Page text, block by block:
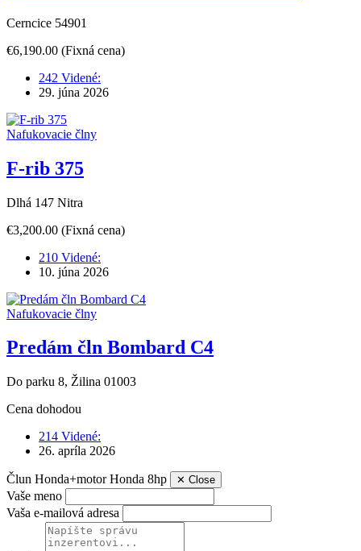
Cerncice 54901
€6,190.00 (Fixná cena)
242 Videné:
29. júna 2026
Nafukovacie člny
F-rib 375
Dlhá 147 Nitra
€3,200.00 (Fixná cena)
210 Videné:
10. júna 2026
Nafukovacie člny
Predám čln Bombard C4
Do parku 8, Žilina 01003
Cena dohodou
214 Videné:
26. apríla 2026
Člun Honda+motor Honda 8hp ✕ Close
Vaše meno
Vaša e-mailová adresa